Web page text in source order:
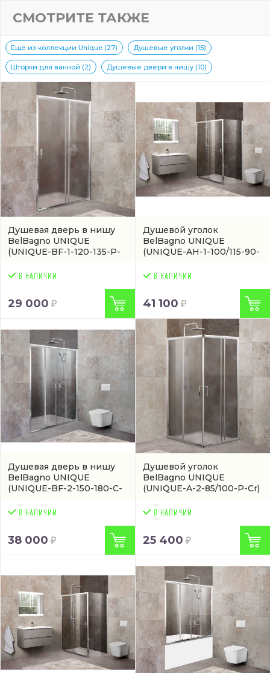
СМОТРИТЕ ТАКЖЕ
Еще из коллекции Unique (27) Душевые уголки (15)
Шторки для ванной (2) Душевые двери в нишу (10)
Душевая дверь в нишу
BelBagno UNIQUE
(UNIQUE-BF-1-120-135-P-
29 000
Душевой уголок
BelBagno UNIQUE
(UNIQUE-AH-1-100/115-90-
41 100
Душевая дверь в нишу
BelBagno UNIQUE
(UNIQUE-BF-2-150-180-C-
38 000
Душевой уголок
BelBagno UNIQUE
(UNIQUE-A-2-85/100-P-Cr)
25 400